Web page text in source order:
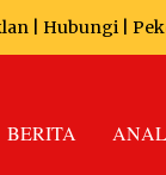
Hubungi
BERITA